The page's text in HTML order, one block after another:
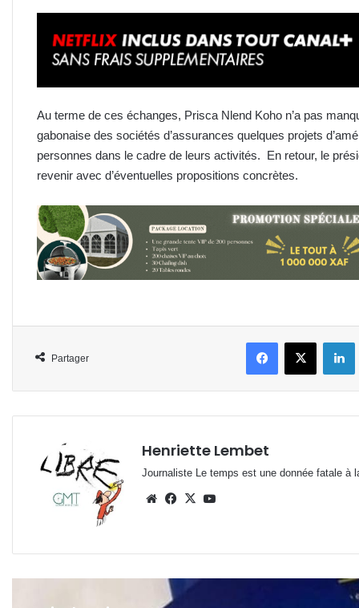
Au terme de ces échanges, Prisca Nlend Koho n’a pas
gabonaise des sociétés d’assurances quelques projets
personnes dans le cadre de leurs activités. En retour, le
revenir avec d’éventuelles propositions concrètes.
Partager
FacebookX
Henriette Lembet
Journaliste Le temps est une donnée fatale à
WebsiteFacebook
X